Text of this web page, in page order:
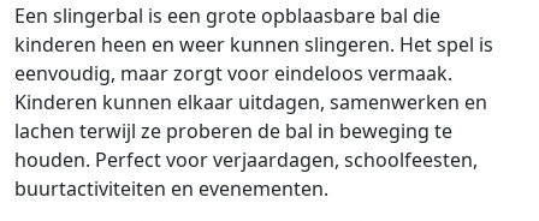
Een slingerbal is een grote opblaasbare bal die
kinderen heen en weer kunnen slingeren. Het spel is
eenvoudig, maar zorgt voor eindeloos vermaak.
Kinderen kunnen elkaar uitdagen, samenwerken en
lachen terwijl ze proberen de bal in beweging te
houden. Perfect voor verjaardagen, schoolfeesten,
buurtactiviteiten en evenementen.